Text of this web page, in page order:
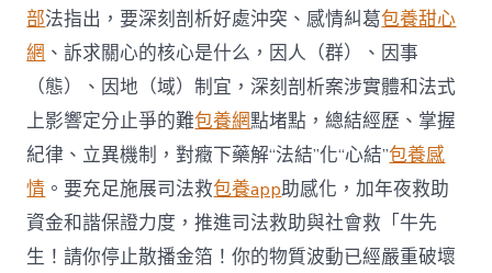
部法指出，要深刻剖析好處沖突、感情糾葛包養甜心
網 、訴求關心的核心是什么，因人（群）、因事
（態）、因地（域）制宜，深刻剖析案涉實體和法式
上影響定分止爭的難包養網點堵點，總結經歷、掌握
紀律、立異機制，對癥下藥解“法結”化“心結”包養感
情 。要充足施展司法救包養app助感化，加年夜救助
資金和諧保證力度，推進司法救助與社會救「牛先
生！請你停止散播金箔！你的物質波動已經嚴重破壞